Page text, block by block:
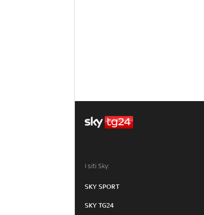
I siti Sky:
SKY SPORT
SKY TG24